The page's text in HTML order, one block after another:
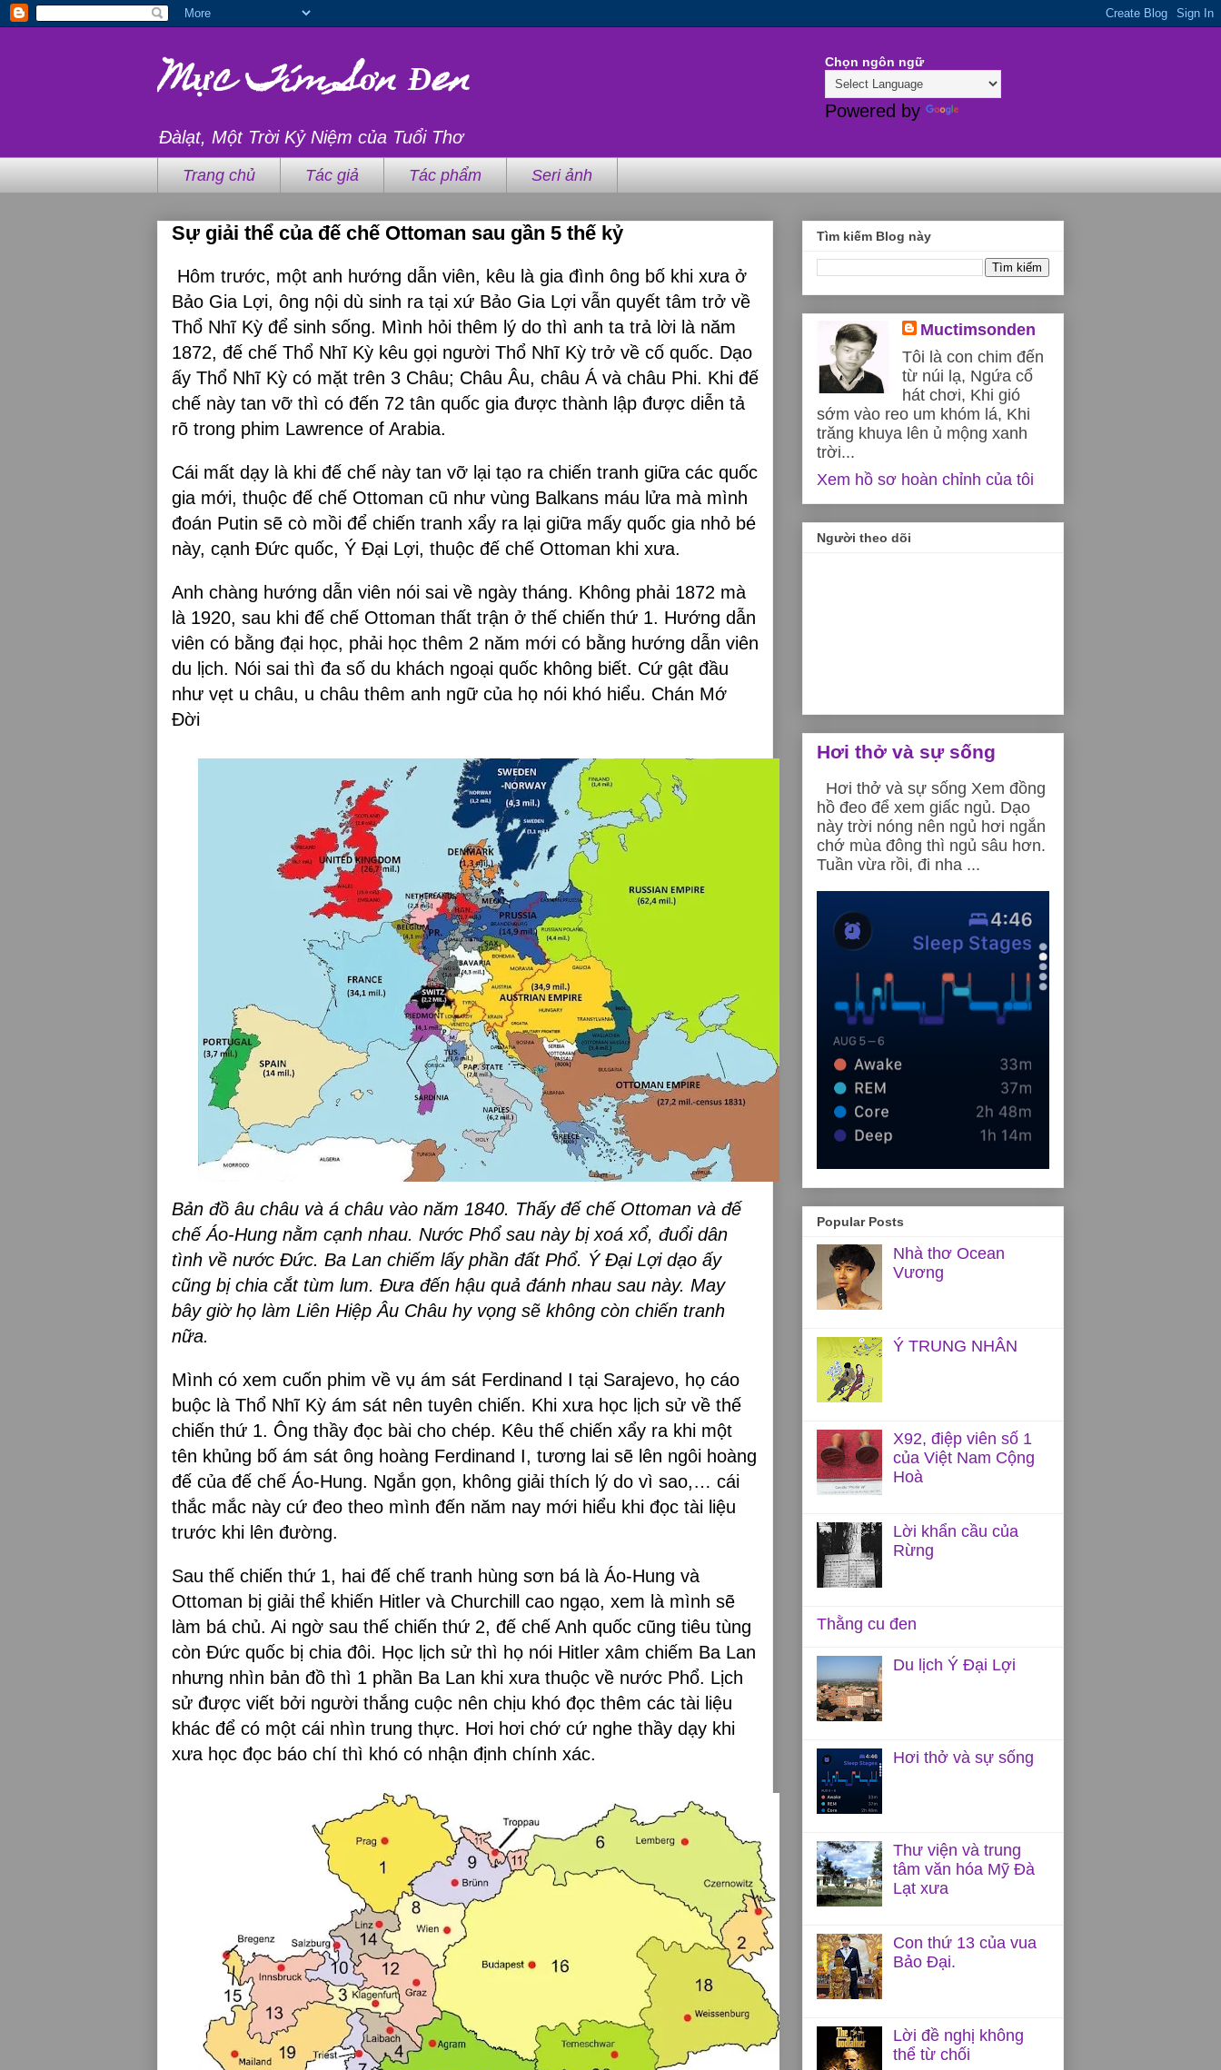
Mực Tím Sơn Đen
Đàlạt, Một Trời Kỷ Niệm của Tuổi Thơ
Chọn ngôn ngữ
Powered by
Trang chủ Tác giả Tác phẩm Seri ảnh
Sự giải thể của đế chế Ottoman sau gần 5 thế kỷ
Hôm trước, một anh hướng dẫn viên, kêu là gia đình ông bố khi xưa ở
Bảo Gia Lợi, ông nội dù sinh ra tại xứ Bảo Gia Lợi vẫn quyết tâm trở về
Thổ Nhĩ Kỳ để sinh sống. Mình hỏi thêm lý do thì anh ta trả lời là năm
1872, đế chế Thổ Nhĩ Kỳ kêu gọi người Thổ Nhĩ Kỳ trở về cố quốc. Dạo
ấy Thổ Nhĩ Kỳ có mặt trên 3 Châu; Châu Âu, châu Á và châu Phi. Khi đế
chế này tan vỡ thì có đến 72 tân quốc gia được thành lập được diễn tả
rõ trong phim Lawrence of Arabia.
Cái mất dạy là khi đế chế này tan vỡ lại tạo ra chiến tranh giữa các quốc
gia mới, thuộc đế chế Ottoman cũ như vùng Balkans máu lửa mà mình
đoán Putin sẽ cò mồi để chiến tranh xẩy ra lại giữa mấy quốc gia nhỏ bé
này, cạnh Đức quốc, Ý Đại Lợi, thuộc đế chế Ottoman khi xưa.
Anh chàng hướng dẫn viên nói sai về ngày tháng. Không phải 1872 mà
là 1920, sau khi đế chế Ottoman thất trận ở thế chiến thứ 1. Hướng dẫn
viên có bằng đại học, phải học thêm 2 năm mới có bằng hướng dẫn viên
du lịch. Nói sai thì đa số du khách ngoại quốc không biết. Cứ gật đầu
như vẹt u châu, u châu thêm anh ngữ của họ nói khó hiểu. Chán Mớ
Đời
Bản đồ âu châu và á châu vào năm 1840. Thấy đế chế Ottoman và đế
chế Áo-Hung nằm cạnh nhau. Nước Phổ sau này bị xoá xổ, đuổi dân
tình về nước Đức. Ba Lan chiếm lấy phần đất Phổ. Ý Đại Lợi dạo ấy
cũng bị chia cắt tùm lum. Đưa đến hậu quả đánh nhau sau này. May
bây giờ họ làm Liên Hiệp Âu Châu hy vọng sẽ không còn chiến tranh
nữa.
Mình có xem cuốn phim về vụ ám sát Ferdinand I tại Sarajevo, họ cáo
buộc là Thổ Nhĩ Kỳ ám sát nên tuyên chiến. Khi xưa học lịch sử về thế
chiến thứ 1. Ông thầy đọc bài cho chép. Kêu thế chiến xẩy ra khi một
tên khủng bố ám sát ông hoàng Ferdinand I, tương lai sẽ lên ngôi hoàng
đế của đế chế Áo-Hung. Ngắn gọn, không giải thích lý do vì sao,… cái
thắc mắc này cứ đeo theo mình đến năm nay mới hiểu khi đọc tài liệu
trước khi lên đường.
Sau thế chiến thứ 1, hai đế chế tranh hùng sơn bá là Áo-Hung và
Ottoman bị giải thể khiến Hitler và Churchill cao ngạo, xem là mình sẽ
làm bá chủ. Ai ngờ sau thế chiến thứ 2, đế chế Anh quốc cũng tiêu tùng
còn Đức quốc bị chia đôi. Học lịch sử thì họ nói Hitler xâm chiếm Ba Lan
nhưng nhìn bản đồ thì 1 phần Ba Lan khi xưa thuộc về nước Phổ. Lịch
sử được viết bởi người thắng cuộc nên chịu khó đọc thêm các tài liệu
khác để có một cái nhìn trung thực. Hơi hơi chớ cứ nghe thầy dạy khi
xưa học đọc báo chí thì khó có nhận định chính xác.
Tìm kiếm Blog này
Muctimsonden
Tôi là con chim đến
từ núi lạ, Ngứa cổ
hát chơi, Khi gió
sớm vào reo um khóm lá, Khi
trăng khuya lên ủ mộng xanh
trời...
Xem hồ sơ hoàn chỉnh của tôi
Người theo dõi
Hơi thở và sự sống
Hơi thở và sự sống Xem đồng
hồ đeo để xem giấc ngủ. Dạo
này trời nóng nên ngủ hơi ngắn
chớ mùa đông thì ngủ sâu hơn.
Tuần vừa rồi, đi nha ...
Popular Posts
Nhà thơ Ocean
Vương
Ý TRUNG NHÂN
X92, điệp viên số 1
của Việt Nam Cộng
Hoà
Lời khẩn cầu của
Rừng
Thằng cu đen
Du lịch Ý Đại Lợi
Hơi thở và sự sống
Thư viện và trung
tâm văn hóa Mỹ Đà
Lạt xưa
Con thứ 13 của vua
Bảo Đại.
Lời đề nghị không
thể từ chối